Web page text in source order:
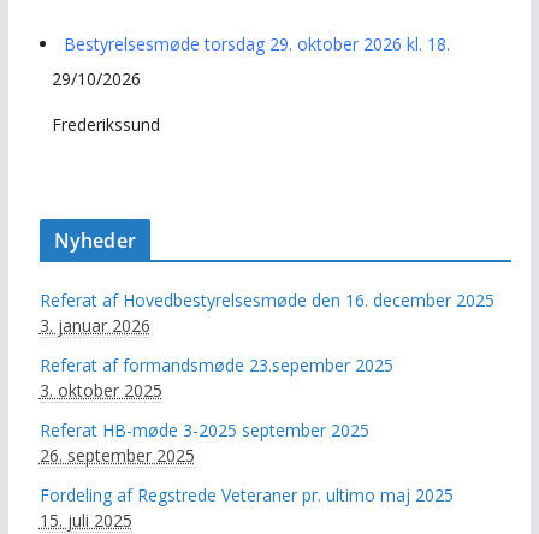
Bestyrelsesmøde torsdag 29. oktober 2026 kl. 18.
29/10/2026
Frederikssund
Nyheder
Referat af Hovedbestyrelsesmøde den 16. december 2025
3. januar 2026
Referat af formandsmøde 23.sepember 2025
3. oktober 2025
Referat HB-møde 3-2025 september 2025
26. september 2025
Fordeling af Regstrede Veteraner pr. ultimo maj 2025
15. juli 2025